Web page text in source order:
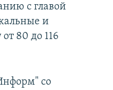
с главой
и
80 до 116
со